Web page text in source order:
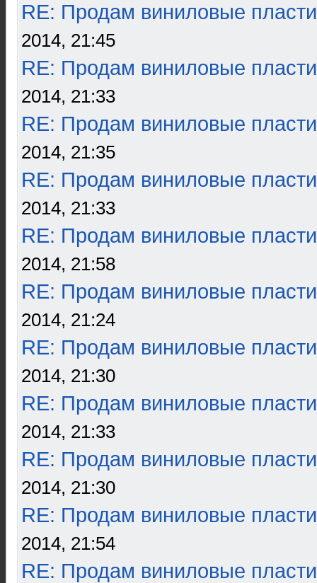
RE: Продам виниловые
2014, 21:45
RE: Продам виниловые
2014, 21:33
RE: Продам виниловые
2014, 21:35
RE: Продам виниловые
2014, 21:33
RE: Продам виниловые
2014, 21:58
RE: Продам виниловые
2014, 21:24
RE: Продам виниловые
2014, 21:30
RE: Продам виниловые
2014, 21:33
RE: Продам виниловые
2014, 21:30
RE: Продам виниловые
2014, 21:54
RE: Продам виниловые